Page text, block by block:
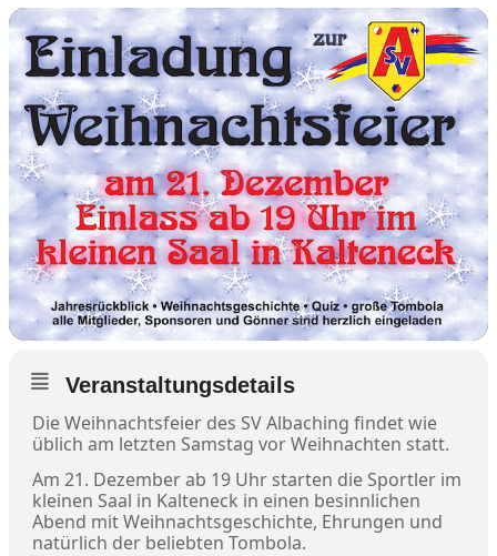
Veranstaltungsdetails
Die Weihnachtsfeier des SV Albaching findet wie
üblich am letzten Samstag vor Weihnachten statt.
Am 21. Dezember ab 19 Uhr starten die Sportler im
kleinen Saal in Kalteneck in einen besinnlichen
Abend mit Weihnachtsgeschichte, Ehrungen und
natürlich der beliebten Tombola.